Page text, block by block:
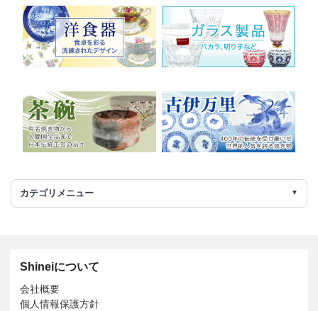
カテゴリメニュー
Shineiについて
会社概要
個人情報保護方針